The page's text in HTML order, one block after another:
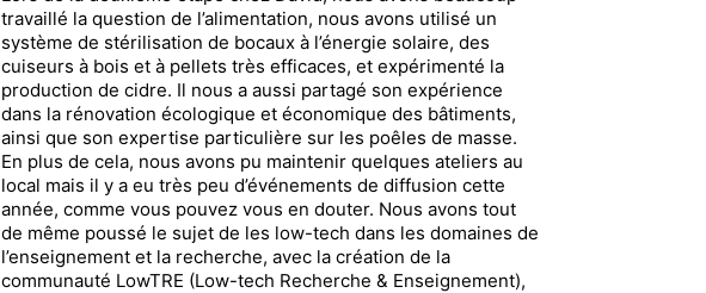
travaillé la question de l’alimentation, nous avons utilisé un
système de stérilisation de bocaux à l’énergie solaire, des
cuiseurs à bois et à pellets très efficaces, et expérimenté la
production de cidre. Il nous a aussi partagé son expérience
dans la rénovation écologique et économique des bâtiments,
ainsi que son expertise particulière sur les poêles de masse.
En plus de cela, nous avons pu maintenir quelques ateliers au
local mais il y a eu très peu d’événements de diffusion cette
année, comme vous pouvez vous en douter. Nous avons tout
de même poussé le sujet de les low-tech dans les domaines de
l’enseignement et la recherche, avec la création de la
communauté LowTRE (Low-tech Recherche & Enseignement),